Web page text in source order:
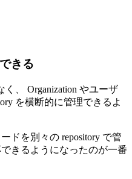
きる
く、 Organization やユーザ
を横断的に管理できるよ
ドを別々の repository で管
きるようになったのが一番